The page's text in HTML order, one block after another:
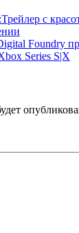
Трейлер с
Foundry
Series S|X